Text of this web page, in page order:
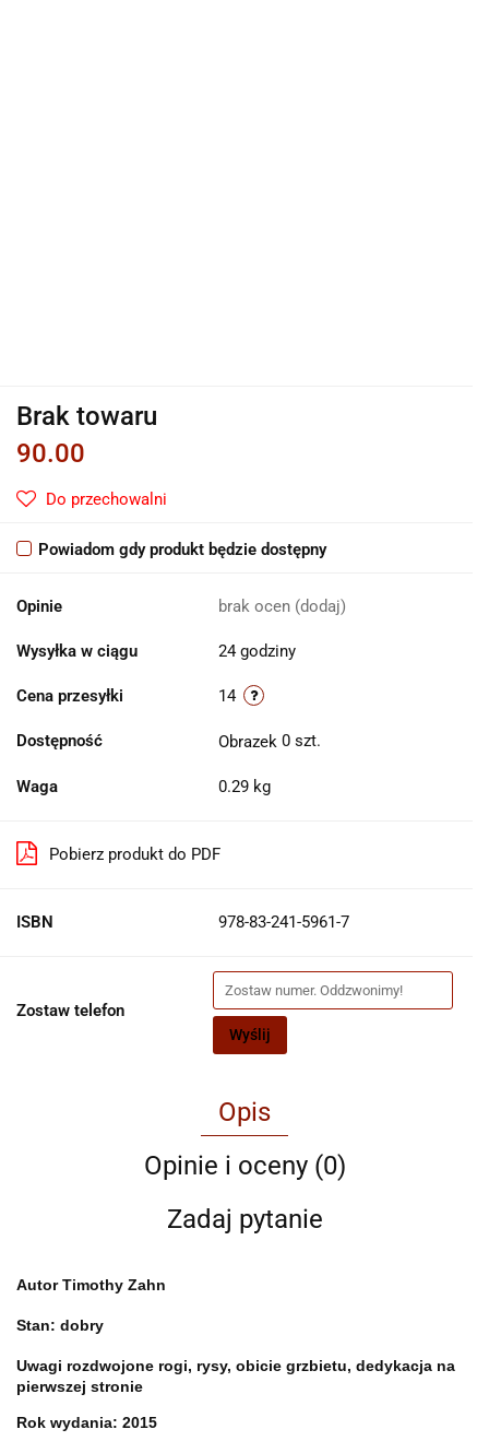
Brak towaru
90.00
Do przechowalni
Powiadom gdy produkt będzie dostępny
Opinie brak ocen (dodaj)
Wysyłka w ciągu 24 godziny
Cena przesyłki 14
Dostępność 0 szt.
Waga 0.29 kg
Pobierz produkt do PDF
ISBN 978-83-241-5961-7
Zostaw telefon
Wyślij
Opis
Opinie i oceny (0)
Zadaj pytanie
AutorTimothy Zahn
Stan: dobry
Uwagi rozdwojone rogi, rysy, obicie grzbietu, dedykacja na
pierwszej stronie
Rok wydania: 2015